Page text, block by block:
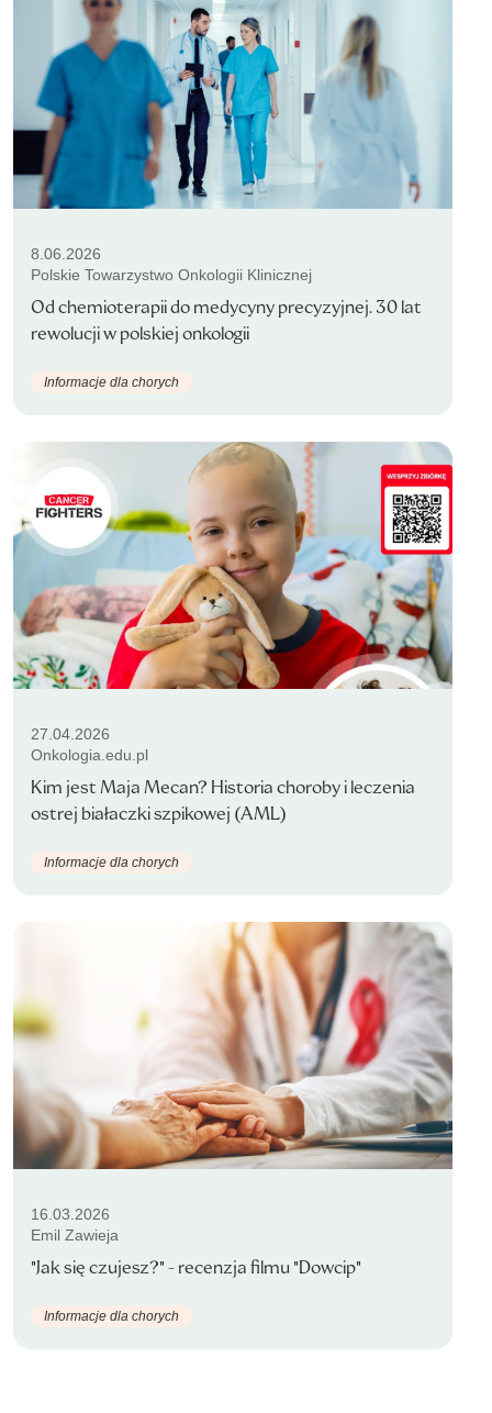
8.06.2026
Polskie Towarzystwo Onkologii Klinicznej
Od chemioterapii do medycyny precyzyjnej. 30 lat
rewolucji w polskiej onkologii
Informacje dla chorych
27.04.2026
Onkologia.edu.pl
Kim jest Maja Mecan? Historia choroby i leczenia
ostrej białaczki szpikowej (AML)
Informacje dla chorych
16.03.2026
Emil Zawieja
"Jak się czujesz?" - recenzja filmu "Dowcip"
Informacje dla chorych